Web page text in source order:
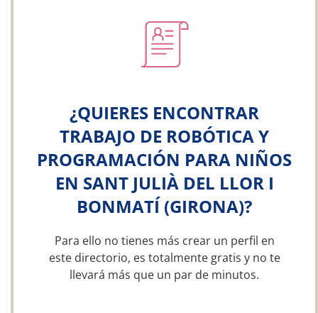
¿QUIERES ENCONTRAR
TRABAJO DE ROBÓTICA Y
PROGRAMACIÓN PARA NIÑOS
EN SANT JULIÀ DEL LLOR I
BONMATÍ (GIRONA)?
Para ello no tienes más crear un perfil en
este directorio, es totalmente gratis y no te
llevará más que un par de minutos.